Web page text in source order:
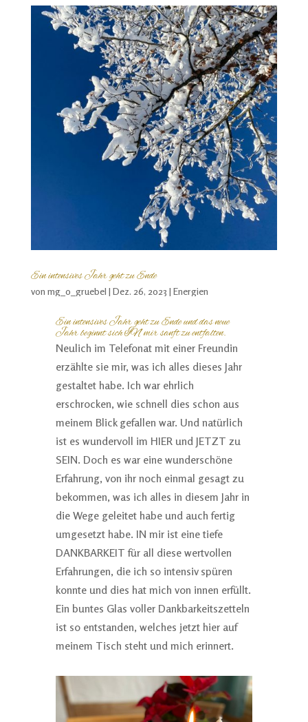
Ein intensives Jahr geht zu Ende
von mg_o_gruebel | Dez. 26, 2023 | Energien
Ein intensives Jahr geht zu Ende und das neue
Jahr beginnt sich IN mir sanft zu entfalten.
Neulich im Telefonat mit einer Freundin
erzählte sie mir, was ich alles dieses Jahr
gestaltet habe. Ich war ehrlich
erschrocken, wie schnell dies schon aus
meinem Blick gefallen war. Und natürlich
ist es wundervoll im HIER und JETZT zu
SEIN. Doch es war eine wunderschöne
Erfahrung, von ihr noch einmal gesagt zu
bekommen, was ich alles in diesem Jahr in
die Wege geleitet habe und auch fertig
umgesetzt habe. IN mir ist eine tiefe
DANKBARKEIT für all diese wertvollen
Erfahrungen, die ich so intensiv spüren
konnte und dies hat mich von innen erfüllt.
Ein buntes Glas voller Dankbarkeitszetteln
ist so entstanden, welches jetzt hier auf
meinem Tisch steht und mich erinnert.